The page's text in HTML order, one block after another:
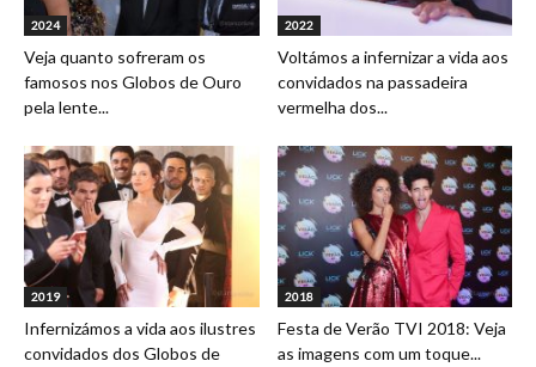
2024
Veja quanto sofreram os
famosos nos Globos de Ouro
pela lente...
2022
Voltámos a infernizar a vida aos
convidados na passadeira
vermelha dos...
2019
Infernizámos a vida aos ilustres
convidados dos Globos de
2018
Festa de Verão TVI 2018: Veja
as imagens com um toque...